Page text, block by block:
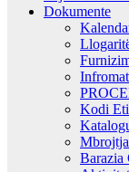
Dokumente
Kodi
Barazia